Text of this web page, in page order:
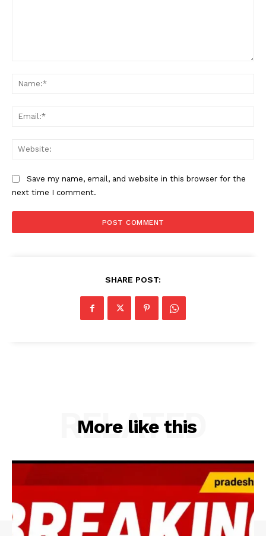
Save my name, email, and website in this browser for the
next time I comment.
SHARE POST:
More like this
RELATED